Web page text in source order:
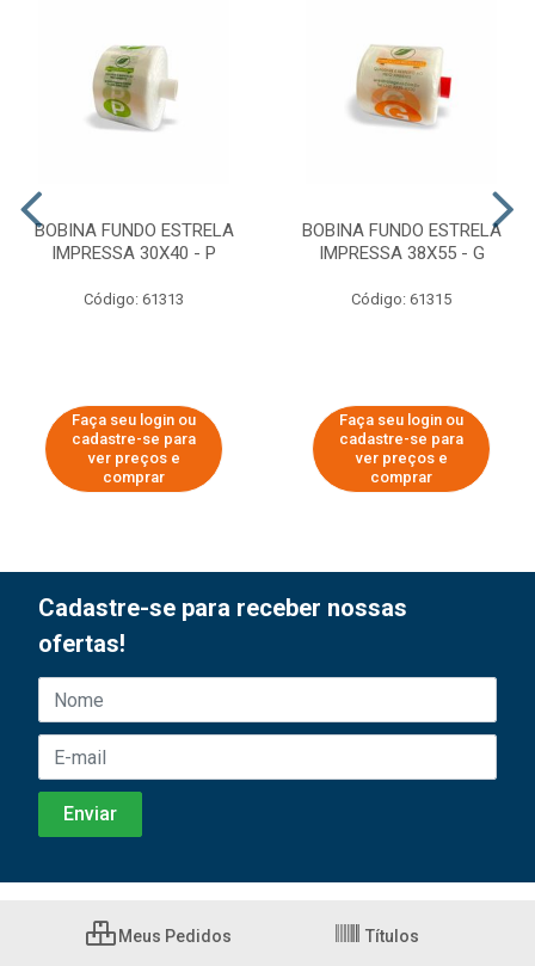
BOBINA FUNDO ESTRELA
IMPRESSA 30X40 - P
Código: 61313
Faça seu login ou
cadastre-se para
ver preços e
comprar
BOBINA FUNDO ESTRELA
IMPRESSA 38X55 - G
Código: 61315
Faça seu login ou
cadastre-se para
ver preços e
comprar
Cadastre-se para receber nossas
ofertas!
Meus Pedidos Títulos